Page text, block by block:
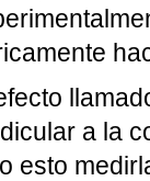
a la
esto